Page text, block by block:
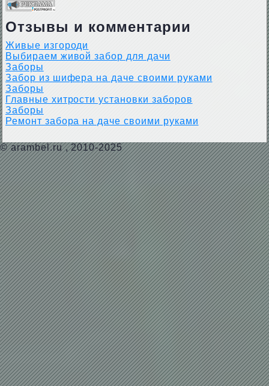
Отзывы и комментарии
Живые изгороди
Выбираем живой забор для дачи
Заборы
Забор из шифера на даче своими руками
Заборы
Главные хитрости установки заборов
Заборы
Ремонт забора на даче своими руками
© arambel.ru, 2010-2025